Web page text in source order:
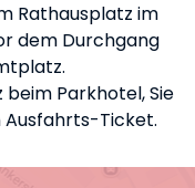
Rathausplatz im
dem Durchgang
Parkhotel, Sie
Ausfahrts-Ticket.